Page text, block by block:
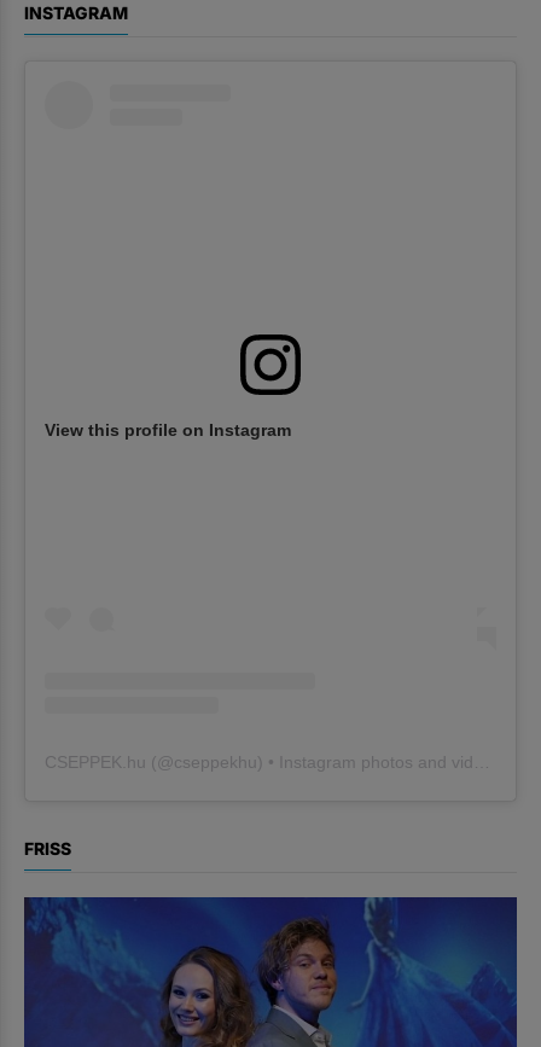
INSTAGRAM
View this profile on Instagram
CSEPPEK.hu (@cseppekhu ) • Instagram photos and videos
FRISS